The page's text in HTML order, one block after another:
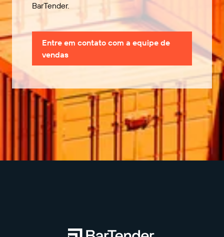
BarTender.
Entre em contato com a equipe de
vendas